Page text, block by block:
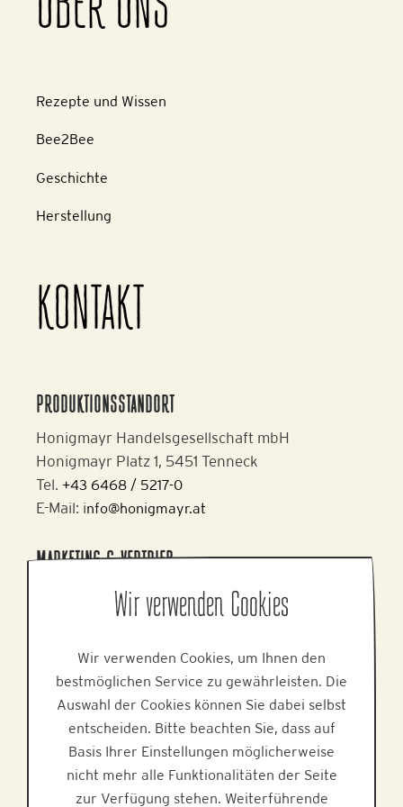
Rezepte und Wissen
Bee2Bee
Geschichte
Herstellung
KONTAKT
PRODUKTIONSSTANDORT
Honigmayr Handelsgesellschaft mbH
Honigmayr Platz 1, 5451 Tenneck
Tel. +43 6468 / 5217-0
E-Mail: info@honigmayr.at
MARKETING & VERTRIEB
Alpine Brands GmbH & Co KG
Gmundner Staße 27, 4800 Attnang-Puchheim
E-Mail:office@alpinebrands.at
Web:www.alpinebrands.at
HILFE
Wir verwenden Cookies
Wir verwenden Cookies, um Ihnen den
bestmöglichen Service zu gewährleisten. Die
Auswahl der Cookies können Sie dabei selbst
entscheiden. Bitte beachten Sie, dass auf
Basis Ihrer Einstellungen möglicherweise
nicht mehr alle Funktionalitäten der Seite
zur Verfügung stehen. Weiterführende